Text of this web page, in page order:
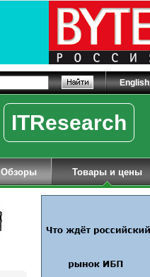
English
ITResearch
Обзоры Товары и цены